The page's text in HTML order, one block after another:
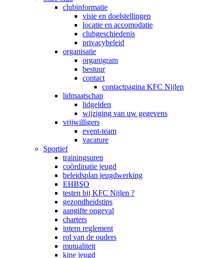
clubinformatie
visie en doelstellingen
locatie en accomodatie
clubgeschiedenis
privacybeleid
organisatie
organigram
bestuur
contact
contactpagina KFC Nijlen
lidmaatschap
lidgelden
wijziging van uw gegevens
vrijwilligers
event-team
vacature
Sportief
trainingsuren
coördinatie jeugd
beleidsplan jeugdwerking
EHBSO
testen bij KFC Nijlen ?
gezondheidstips
aangifte ongeval
charters
intern reglement
rol van de ouders
mutualiteit
kine jeugd